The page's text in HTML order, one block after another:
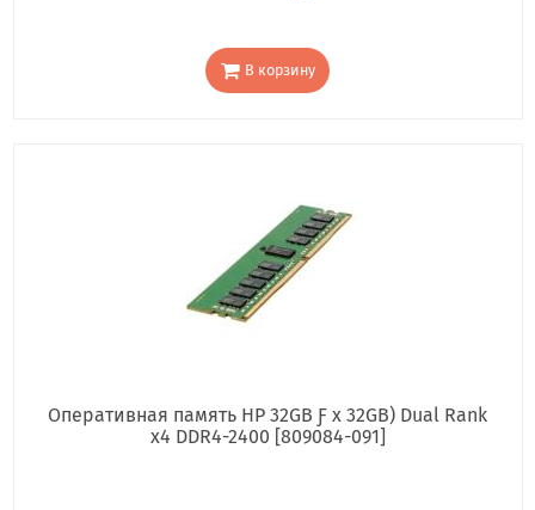
В корзину
Оперативная память HP 32GB Ƒ x 32GB) Dual Rank
x4 DDR4-2400 [809084-091]